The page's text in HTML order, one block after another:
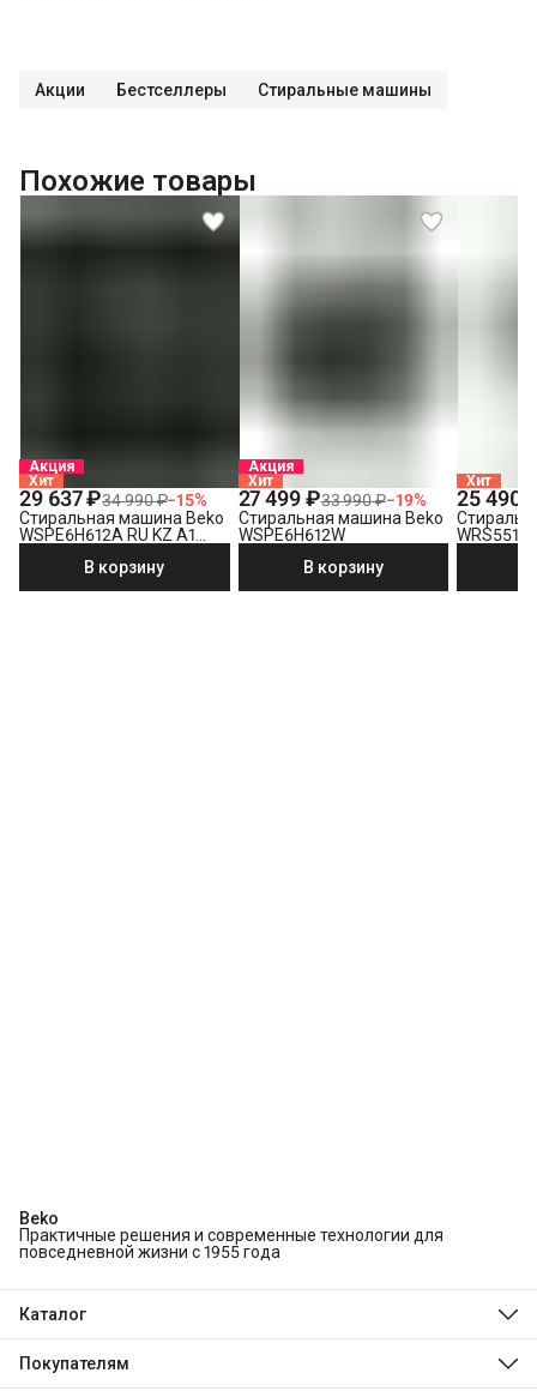
Акции Бестселлеры Стиральные машины
Похожие товары
Акция
Хит
29 637 ₽34 990 ₽−15%
Стиральная машина Beko
WSPE6H612A RU KZ A1
В корзину
Акция
Хит
27 499 ₽33 990 ₽−19%
Стиральная машина Beko
WSPE6H612W
В корзину
Хит
25 490
Beko
Практичные решения и современные технологии для
повседневной жизни с 1955 года
Каталог
Стиральные и сушильные машины
Покупателям